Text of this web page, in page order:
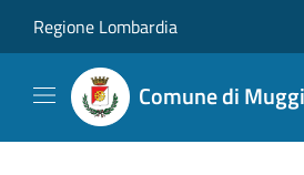
Regione Lombardia
Comune di